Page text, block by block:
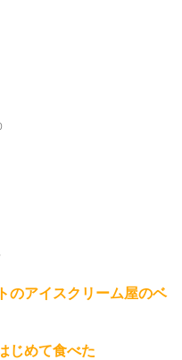
のアイスクリーム屋のベ
じめて食べた